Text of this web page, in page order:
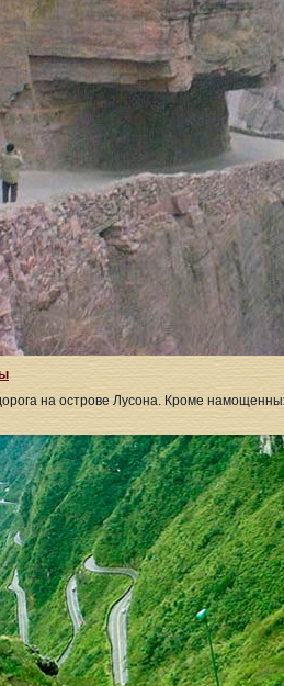
на острове Лусона. Кроме